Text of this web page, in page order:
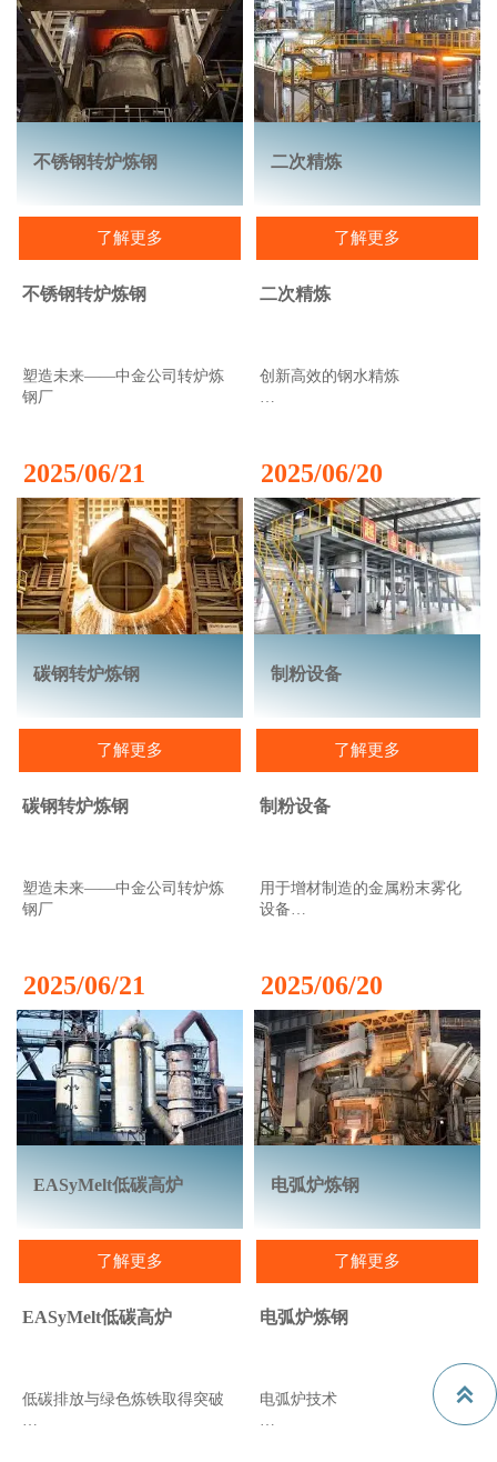
工艺的各个方面以及环境和排
放控制。
不锈钢转炉炼钢
了解更多
不锈钢转炉炼钢
塑造未来——中金公司转炉炼
钢厂
二次精炼
了解更多
二次精炼
创新高效的钢水精炼
设备能够满足我们对最终产品
质量的高要求。
2025/06/21
碳钢转炉炼钢
了解更多
碳钢转炉炼钢
塑造未来——中金公司转炉炼
钢厂
2025/06/20
制粉设备
了解更多
制粉设备
用于增材制造的金属粉末雾化
设备
的设备技术，可用于快速成型
制造及其他粉末冶金相关技
术。
Sinometal International公司的
VIGA（真空感应熔炼气体雾
化）设备理念结合了高产量、
最佳颗粒尺寸和形状，以及最
2025/06/21
EASyMelt低碳高炉
了解更多
EASyMelt低碳高炉
低碳排放与绿色炼铁取得突破
2025/06/20
电弧炉炼钢
了解更多
电弧炉炼钢
电弧炉技术 